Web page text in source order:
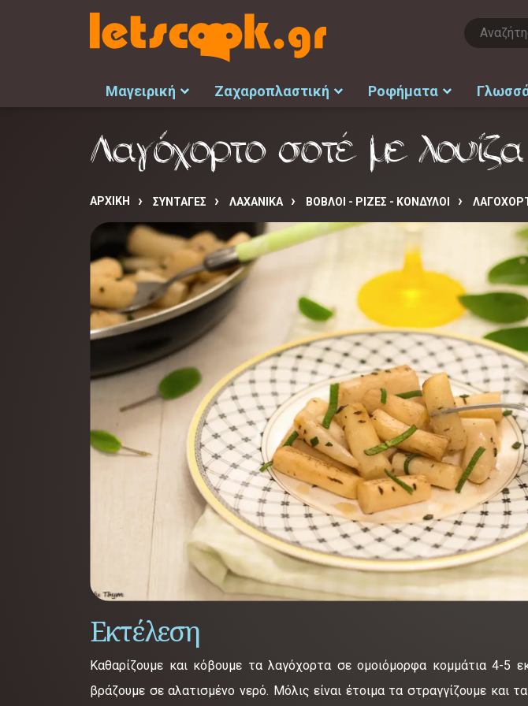
Μαγειρική Ζαχαροπλαστική Ροφήματα
Λαγόχορτο σοτέ με λουίζα
ΑΡΧΙΚΉ ΣΥΝΤΑΓΈΣ ΛΑΧΑΝΙΚΑ ΒΟΒΛΟΙ - ΡΙΖΕΣ - ΚΟΝΔΥΛΟΙ
Εκτέλεση
Καθαρίζουμε και κόβουμε τα λαγόχορτα σε ομοιόμορφα κομμάτια 4-5
βράζουμε σε αλατισμένο νερό. Μόλις είναι έτοιμα τα στραγγίζουμε και